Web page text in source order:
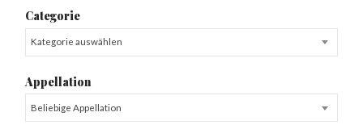
Categorie
Kategorie auswählen
Appellation
Beliebige Appellation